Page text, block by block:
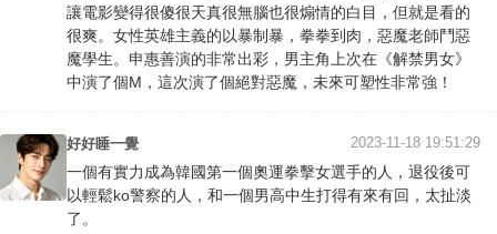
讓電影變得很傻很天真很無腦也很煽情的白目，但就是看的
很爽。女性英雄主義的以暴制暴，拳拳到肉，惡魔老師鬥惡
魔學生。申惠善演的非常出彩，男主角上次在《解禁男女》
中演了個M，這次演了個絕對惡魔，未來可塑性非常強！
好好睡一覺 2023-11-18 19:51:29
一個有實力成為韓國第一個奧運拳擊女選手的人，退役後可
以輕鬆ko警察的人，和一個男高中生打得有來有回，太扯淡
了。